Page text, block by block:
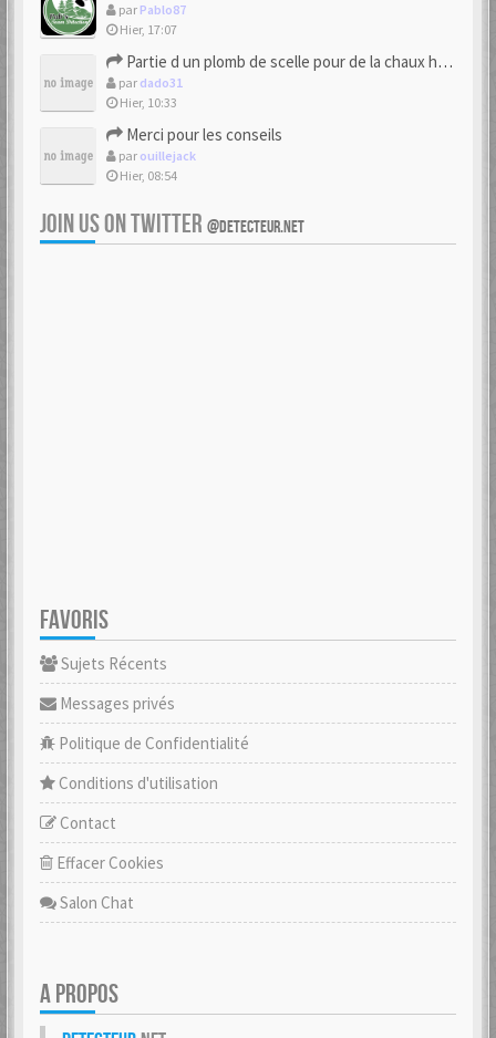
par Pablo87
Hier, 17:07
Partie d un plomb de scelle pour de la chaux hydraulique
par dado31
Hier, 10:33
Merci pour les conseils
par ouillejack
Hier, 08:54
JOIN US ON TWITTER @DETECTEUR.NET
FAVORIS
Sujets Récents
Messages privés
Politique de Confidentialité
Conditions d'utilisation
Contact
Effacer Cookies
Salon Chat
A PROPOS